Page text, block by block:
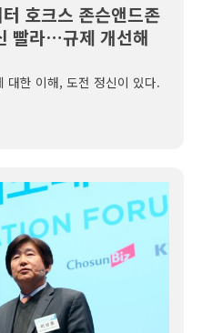
호크스 존슨앤드존
빨라…규제 개선해
대한 이해, 도전 정신이 있다.